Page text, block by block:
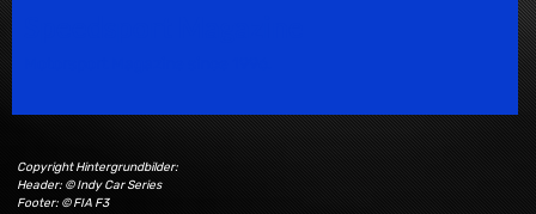
Copyright Hintergrundbilder:
Header: © Indy Car Series
Footer: © FIA F3